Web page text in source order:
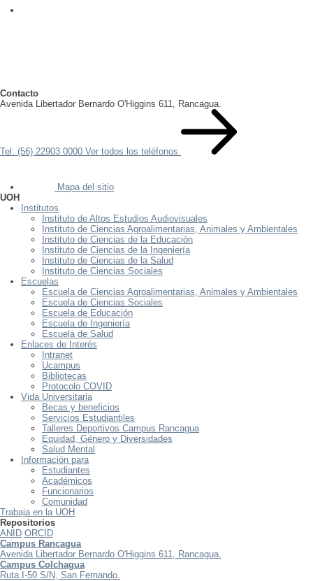
Contacto
Avenida Libertador Bernardo O'Higgins 611, Rancagua.
Tel: (56) 22903 0000 Ver todos los teléfonos
Mapa del sitio
UOH
Institutos
Instituto de Altos Estudios Audiovisuales
Instituto de Ciencias Agroalimentarias, Animales y Ambientales
Instituto de Ciencias de la Educación
Instituto de Ciencias de la Ingeniería
Instituto de Ciencias de la Salud
Instituto de Ciencias Sociales
Escuelas
Escuela de Ciencias Agroalimentarias, Animales y Ambientales
Escuela de Ciencias Sociales
Escuela de Educación
Escuela de Ingeniería
Escuela de Salud
Enlaces de Interés
Intranet
Ucampus
Bibliotecas
Protocolo COVID
Vida Universitaria
Becas y beneficios
Servicios Estudiantiles
Talleres Deportivos Campus Rancagua
Equidad, Género y Diversidades
Salud Mental
Información para
Estudiantes
Académicos
Funcionarios
Comunidad
Trabaja en la UOH
Repositorios
ANID ORCID
Campus Rancagua
Avenida Libertador Bernardo O'Higgins 611, Rancagua.
Campus Colchagua
Ruta I-50 S/N, San Fernando.